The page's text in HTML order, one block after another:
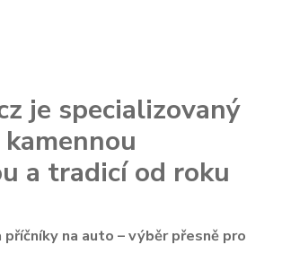
je specializovaný
a tradicí od roku
na auto – výběr přesně pro